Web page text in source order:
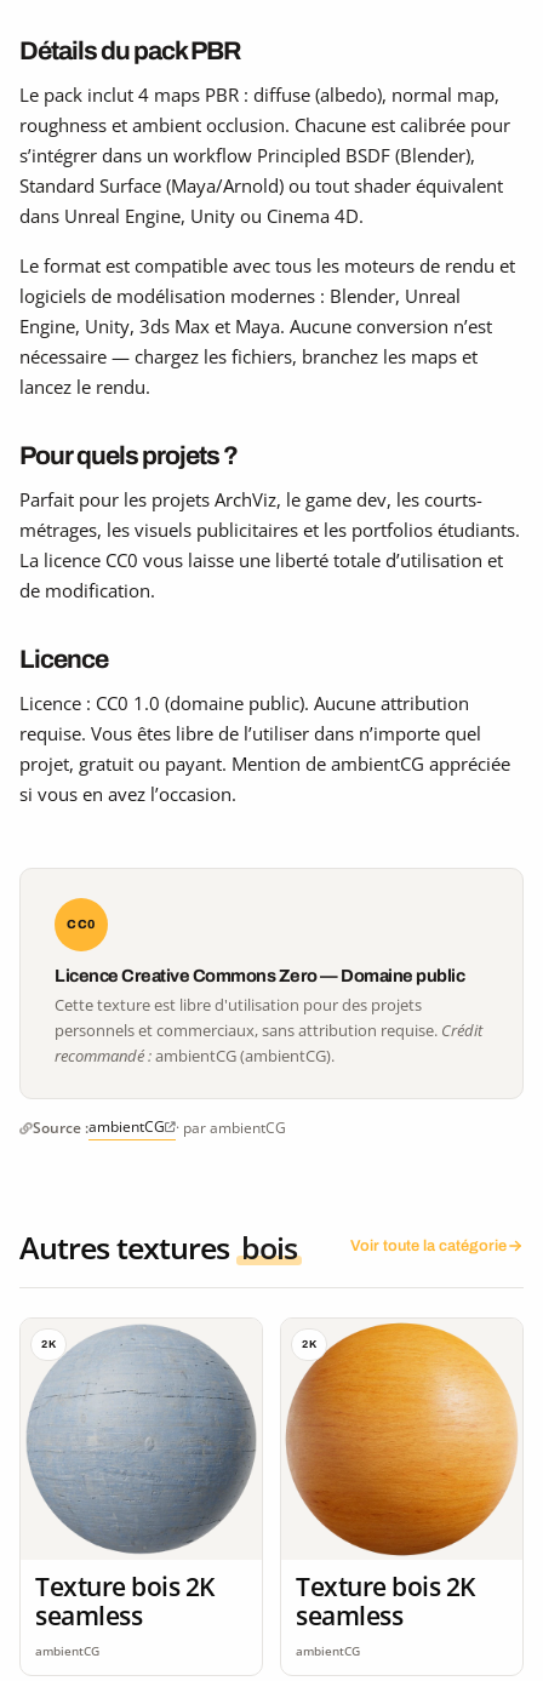
Détails du pack PBR
Le pack inclut 4 maps PBR : diffuse (albedo), normal map,
roughness et ambient occlusion. Chacune est calibrée pour
s’intégrer dans un workflow Principled BSDF (Blender),
Standard Surface (Maya/Arnold) ou tout shader équivalent
dans Unreal Engine, Unity ou Cinema 4D.
Le format est compatible avec tous les moteurs de rendu et
logiciels de modélisation modernes : Blender, Unreal
Engine, Unity, 3ds Max et Maya. Aucune conversion n’est
nécessaire — chargez les fichiers, branchez les maps et
lancez le rendu.
Pour quels projets ?
Parfait pour les projets ArchViz, le game dev, les courts-
métrages, les visuels publicitaires et les portfolios étudiants.
La licence CC0 vous laisse une liberté totale d’utilisation et
de modification.
Licence
Licence : CC0 1.0 (domaine public). Aucune attribution
requise. Vous êtes libre de l’utiliser dans n’importe quel
projet, gratuit ou payant. Mention de ambientCG appréciée
si vous en avez l’occasion.
CC0
Licence Creative Commons Zero — Domaine public
Cette texture est libre d'utilisation pour des projets
personnels et commerciaux, sans attribution requise. Crédit
recommandé :ambientCG (ambientCG).
Source :ambientCG · par ambientCG
Autres textures bois Voir toute la catégorie
2K
Texture bois 2K
seamless
ambientCG
2K
Texture bois 2K
seamless
ambientCG